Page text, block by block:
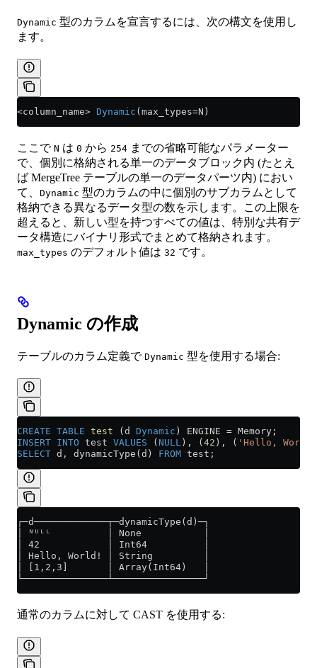
Dynamic 型のカラムを宣言するには、次の構文を使用し
ます。
<column_name> Dynamic (max_types=N)
ここで N は 0 から 254 までの省略可能なパラメーター
で、個別に格納される単一のデータブロック内 (たとえ
ば MergeTree テーブルの単一のデータパーツ内) におい
て、 Dynamic 型のカラムの中に個別のサブカラムとして
格納できる異なるデータ型の数を示します。この上限を
超えると、新しい型を持つすべての値は、特別な共有デ
ータ構造にバイナリ形式でまとめて格納されます。
max_types のデフォルト値は 32 です。
Dynamic の作成
テーブルのカラム定義で Dynamic 型を使用する場合:
CREATE TABLE test (d Dynamic ) ENGINE = Memory;
INSERT INTO test VALUES ( NULL ), ( 42 ), ( 'Hello,
SELECT d, dynamicType(d) FROM test;
┌─d─────────────┬─dynamicType(d)─┐
│ ᴺᵁᴸᴸ          │ None           │
│ 42            │ Int64          │
│ Hello, World! │ String         │
│ [1,2,3]       │ Array(Int64)   │
└───────────────┴────────────────┘
通常のカラムに対して CAST を使用する: